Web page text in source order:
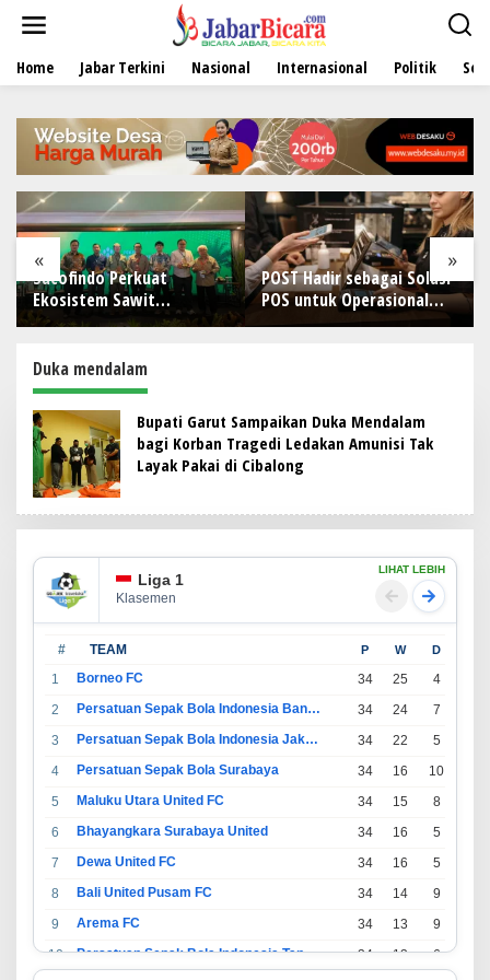
t
Home Jabar Terkini Nasional Internasional Politik
« »
Sucofindo Perkuat
Ekosistem Sawit
Berkelanjutan melalui
POST Hadir sebagai Solusi
POS untuk Operasional
Restoran
Duka mendalam
Bupati Garut Sampaikan Duka Mendalam
bagi Korban Tragedi Ledakan Amunisi Tak
Layak Pakai di Cibalong
Liga 1
Klasemen
LIHAT LEBIH
# TEAM P W D
1 Borneo FC 34 25 4
2
Persatuan Sepak Bola Indonesia Bandung 34 24 7
3
Persatuan Sepak Bola Indonesia Jakarta 34 22 5
4
Persatuan Sepak Bola Surabaya 34 16 10
5
Maluku Utara United FC 34 15 8
6
Bhayangkara Surabaya United 34 16 5
7
Dewa United FC 34 16 5
8
Bali United Pusam FC 34 14 9
9
Arema FC 34 13 9
10
Persatuan Sepak Bola Indonesia Tangerang 34 13 6